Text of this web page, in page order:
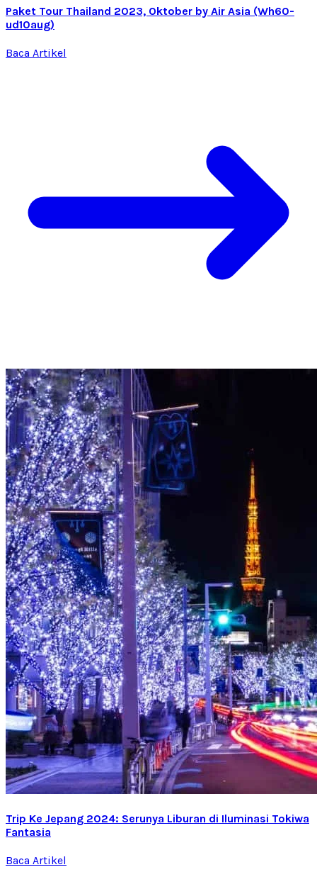
Paket Tour Thailand 2023, Oktober by Air Asia (Wh60-
ud10aug)
Baca Artikel
Trip Ke Jepang 2024: Serunya Liburan di Iluminasi Tokiwa
Fantasia
Baca Artikel